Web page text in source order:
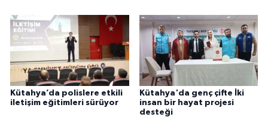
Kütahya’da polislere etkili
iletişim eğitimleri sürüyor
Kütahya'da genç çifte İki
insan bir hayat projesi
desteği